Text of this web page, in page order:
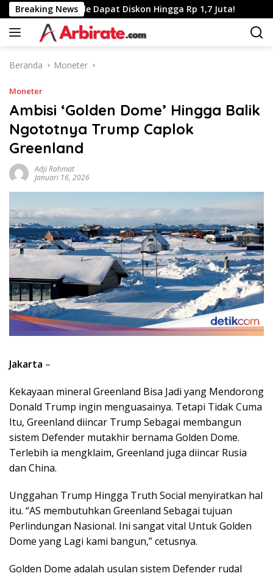
Langsung
ke
konten
Breaking News
Day Sale Dapat Diskon Hingga Rp 1,7 Juta!
Beranda Moneter
Moneter
Ambisi ‘Golden Dome’ Hingga Balik
Ngototnya Trump Caplok
Greenland
Adji Rahmat
Januari 16, 2026
Jakarta –
Kekayaan mineral Greenland Bisa Jadi yang Mendorong
Donald Trump ingin menguasainya. Tetapi Tidak Cuma
Itu, Greenland diincar Trump Sebagai membangun
sistem Defender mutakhir bernama Golden Dome.
Terlebih ia mengklaim, Greenland juga diincar Rusia
dan China.
Unggahan Trump Hingga Truth Social menyiratkan hal
itu. “AS membutuhkan Greenland Sebagai tujuan
Perlindungan Nasional. Ini sangat vital Untuk Golden
Dome yang Lagi kami bangun,” cetusnya.
Golden Dome adalah usulan sistem Defender rudal